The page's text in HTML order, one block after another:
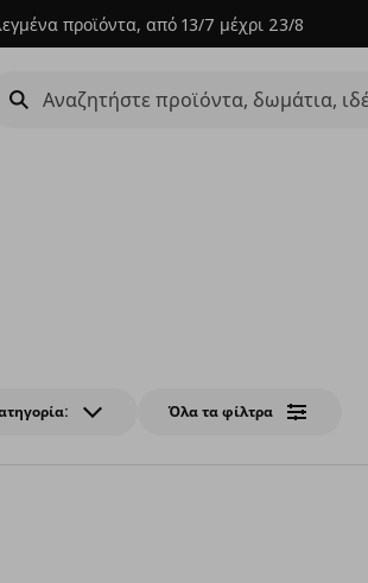
προϊόντα, από 13/7 μέχρι 23/8
Όλα τα φίλτρα